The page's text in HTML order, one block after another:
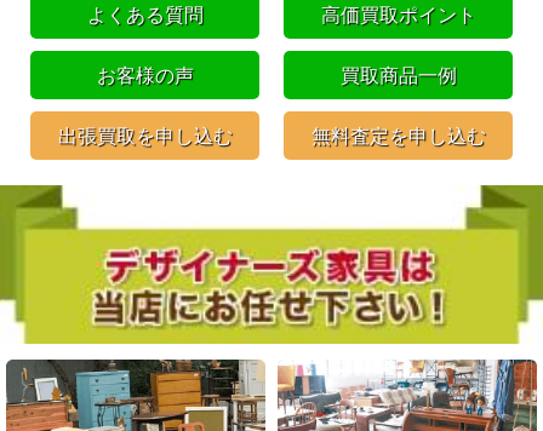
よくある質問 高価買取ポイント
お客様の声 買取商品一例
出張買取を申し込む 無料査定を申し込む